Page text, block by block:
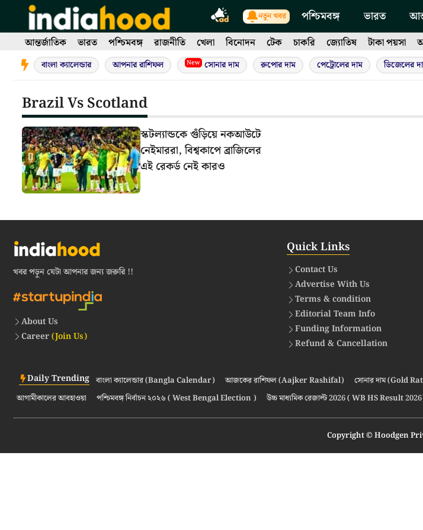
content
নতুন খবর পশ্চিমবঙ্গ ভারত
আন্তর্জাতিক ভারত পশ্চিমবঙ্গ রাজনীতি খেলা বিনোদন টেক চাকরি জ্যোতিষ টাকা পয়সা
বাংলা ক্যালেন্ডার আপনার রাশিফল New সোনার দাম রুপোর দাম পেট্রোলের দাম ডিজেলের
Brazil Vs Scotland
স্কটল্যান্ডকে গুঁড়িয়ে নকআউটে
নেইমাররা, বিশ্বকাপে ব্রাজিলের
এই রেকর্ড নেই কারও
খবর পড়ুন যেটা আপনার জন্য জরুরি !!
About Us
Career(Join Us)
Quick Links
Contact Us
Advertise With Us
Terms & condition
Editorial Team Info
Funding Information
Refund & Cancellation
Daily Trending বাংলা ক্যালেন্ডার (Bangla Calendar) আজকের রাশিফল (Aajker Rashifal) সোনার দাম (Gold
আগামীকালের আবহাওয়া
পশ্চিমবঙ্গ নির্বাচন ২০২৬ ( West Bengal Election ) উচ্চ মাধ্যমিক রেজাল্ট 2026 ( WB HS Result
Copyright © Hoodgen